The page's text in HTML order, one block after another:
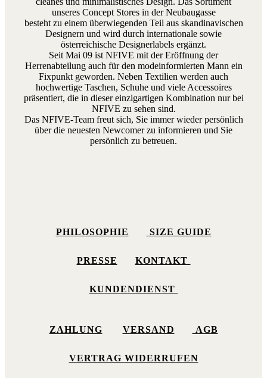
unseres Concept Stores in der Neubaugasse
besteht zu einem überwiegenden Teil aus skandinavischen
Designern und wird durch internationale sowie
österreichische Designerlabels ergänzt.
Seit Mai 09 ist NFIVE mit der Eröffnung der
Herrenabteilung auch für den modeinformierten Mann ein
Fixpunkt geworden. Neben Textilien werden auch
hochwertige Taschen, Schuhe und viele Accessoires
präsentiert, die in dieser einzigartigen Kombination nur bei
NFIVE zu sehen sind.
Das NFIVE-Team freut sich, Sie immer wieder persönlich
über die neuesten Newcomer zu informieren und Sie
persönlich zu betreuen.
PHILOSOPHIE SIZE GUIDE
PRESSE KONTAKT
KUNDENDIENST
ZAHLUNG VERSAND AGB
VERTRAG WIDERRUFEN